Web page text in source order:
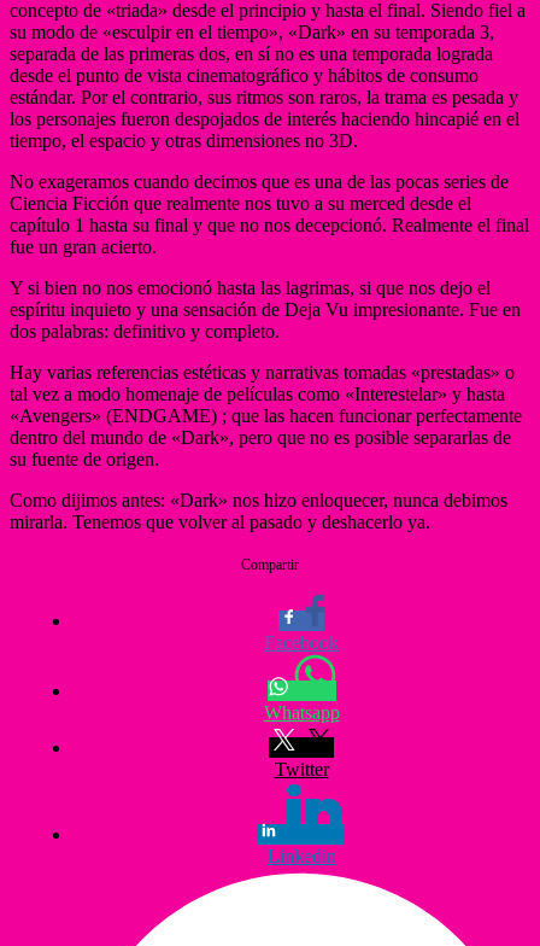
concepto de «triada» desde el principio y hasta el final. Siendo fiel a
su modo de «esculpir en el tiempo», «Dark» en su temporada 3,
separada de las primeras dos, en sí no es una temporada lograda
desde el punto de vista cinematográfico y hábitos de consumo
estándar. Por el contrario, sus ritmos son raros, la trama es pesada y
los personajes fueron despojados de interés haciendo hincapié en el
tiempo, el espacio y otras dimensiones no 3D.
No exageramos cuando decimos que es una de las pocas series de
Ciencia Ficción que realmente nos tuvo a su merced desde el
capítulo 1 hasta su final y que no nos decepcionó. Realmente el final
fue un gran acierto.
Y si bien no nos emocionó hasta las lagrimas, si que nos dejo el
espíritu inquieto y una sensación de Deja Vu impresionante. Fue en
dos palabras: definitivo y completo.
Hay varias referencias estéticas y narrativas tomadas «prestadas» o
tal vez a modo homenaje de películas como «Interestelar» y hasta
«Avengers» (ENDGAME) ; que las hacen funcionar perfectamente
dentro del mundo de «Dark», pero que no es posible separarlas de
su fuente de origen.
Como dijimos antes: «Dark» nos hizo enloquecer, nunca debimos
mirarla. Tenemos que volver al pasado y deshacerlo ya.
Compartir
Facebook
Whatsapp
Twitter
Linkedin